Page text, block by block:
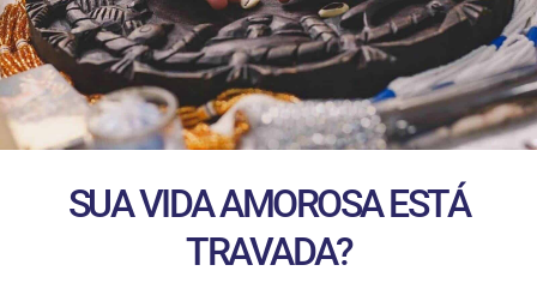
SUA VIDA AMOROSA ESTÁ
TRAVADA?